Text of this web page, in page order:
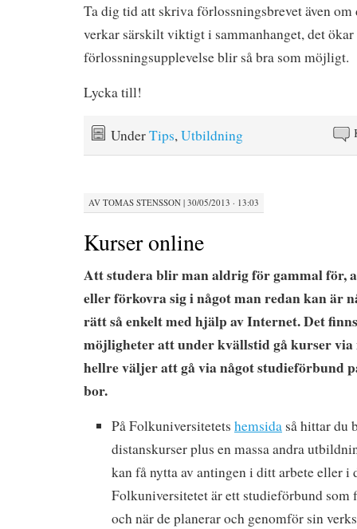
Ta dig tid att skriva förlossningsbrevet även
verkar särskilt viktigt i sammanhanget, det ökar
förlossningsupplevelse blir så bra som möjligt.
Lycka till!
UnderTips,Utbildning
AV TOMAS STENSSON | 30/05/2013 · 13:03
Kurser online
Att studera blir man aldrig för gammal för,
eller förkovra sig i något man redan kan är
rätt så enkelt med hjälp av Internet. Det
möjligheter att under kvällstid gå kurser
hellre väljer att gå via något studieförbund
bor.
På Folkuniversitetets hemsida så hittar du
distanskurser plus en massa andra
kan få nytta av antingen i ditt arbete eller
Folkuniversitetet är ett studieförbund som
och när de planerar och genomför sin